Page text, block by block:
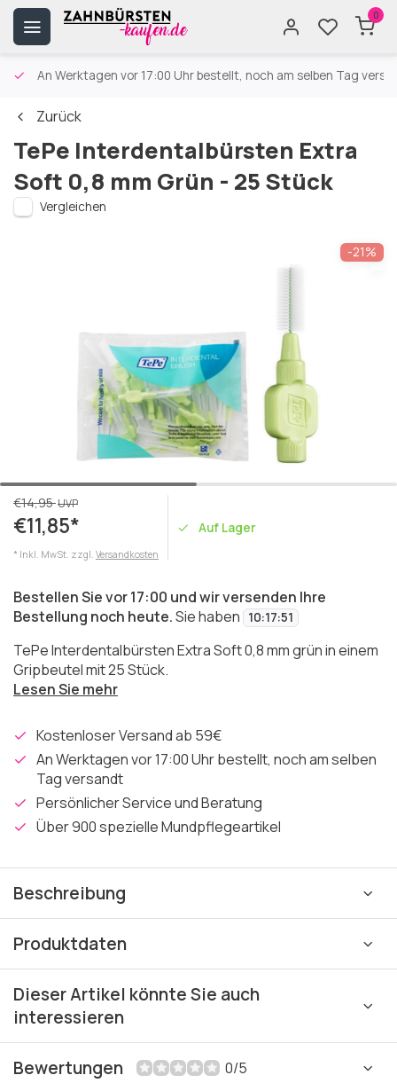
0
An Werktagen vor 17:00 Uhr bestellt, noch am selben Tag
Zurück
TePe Interdentalbürsten Extra
Soft 0,8 mm Grün - 25 Stück
Vergleichen
-21%
€14,95UVP
€11,85*
* Inkl. MwSt. zzgl. Versandkosten
Auf Lager
Bestellen Sie vor 17:00 und wir versenden Ihre
Bestellung noch heute.Sie haben 10:17:51
TePe Interdentalbürsten Extra Soft 0,8 mm grün in einem
Gripbeutel mit 25 Stück.
Lesen Sie mehr
Kostenloser Versand ab 59€
An Werktagen vor 17:00 Uhr bestellt, noch am selben
Tag versandt
Persönlicher Service und Beratung
Über 900 spezielle Mundpflegeartikel
Beschreibung
Produktdaten
Dieser Artikel könnte Sie auch
interessieren
Bewertungen 0/5